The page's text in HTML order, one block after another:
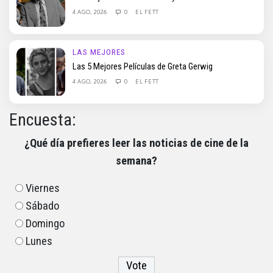
4 AGO, 2026 0 EL FETT
LAS MEJORES
Las 5 Mejores Películas de Greta Gerwig
4 AGO, 2026 0 EL FETT
Encuesta:
¿Qué día prefieres leer las noticias de cine de la
semana?
Viernes
Sábado
Domingo
Lunes